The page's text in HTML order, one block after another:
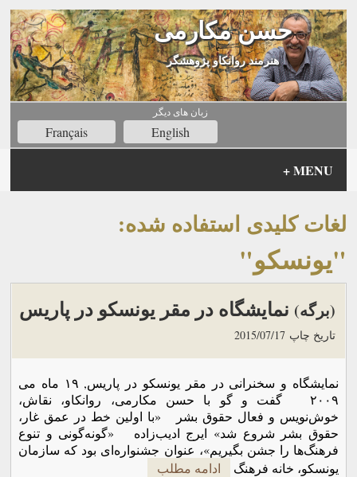
حسن مکارمی
هنرمند روانکاو پژوهشگر
زبان های ديگر
Français English
MENU
+
لغات کلیدی استفاده شده:
"یونسکو"
(برگه) نمایشگاه در مقر یونسکو در پاریس
تاریخ چاپ 2015/07/17
نمایشگاه و سخنرانی در مقر یونسکو در پاریس, ۱۹ ماه می
۲۰۰۹ گفت و گو با حسن مکارمی، روانکاو، نقاش،
خوش‌نویس و فعال حقوق بشر «با اولین خط در عمق غار،
حقوق بشر شروع ‌شد‌» ایرج ادیب‌زاده «گونه‌گونی و تنوع
فرهنگ‌ها را جشن بگیریم»، عنوان جشنواره‌ای بود که سازمان
یونسکو، خانه فرهنگ
ادامه مطلب